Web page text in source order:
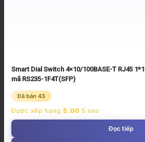
Smart Dial Switch 4×10/100BASE-T RJ45
mã RS235-1F4T(SFP)
Đã bán 43
Được xếp hạng 5.00 5 sao
Đọc tiếp